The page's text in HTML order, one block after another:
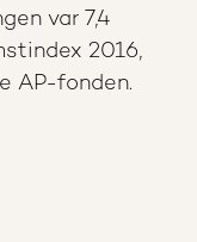
var 7,4
2016,
AP-fonden.